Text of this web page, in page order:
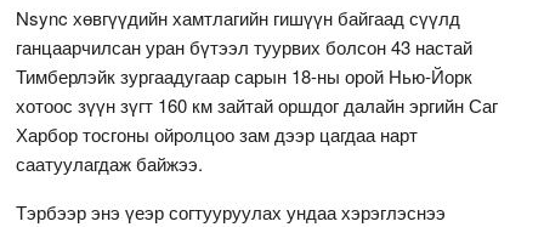
Nsync хөвгүүдийн хамтлагийн гишүүн байгаад сүүлд
ганцаарчилсан уран бүтээл туурвих болсон 43 настай
Тимберлэйк зургаадугаар сарын 18-ны орой Нью-Йорк
хотоос зүүн зүгт 160 км зайтай оршдог далайн эргийн Саг
Харбор тосгоны ойролцоо зам дээр цагдаа нарт
саатуулагдаж байжээ.
Тэрбээр энэ үеэр согтууруулах ундаа хэрэглэснээ